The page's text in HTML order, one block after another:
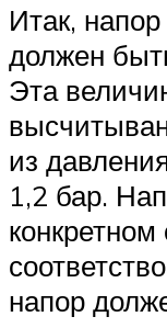
Итак,
должен
Эта
из
1,2 бар.
напор